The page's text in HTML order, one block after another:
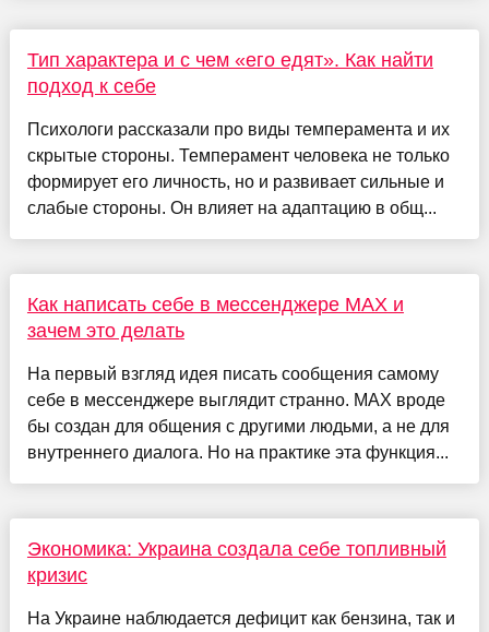
Тип характера и с чем «его едят». Как найти
подход к себе
Психологи рассказали про виды темперамента и их
скрытые стороны. Темперамент человека не только
формирует его личность, но и развивает сильные и
слабые стороны. Он влияет на адаптацию в общ...
Как написать себе в мессенджере MAX и
зачем это делать
На первый взгляд идея писать сообщения самому
себе в мессенджере выглядит странно. MAX вроде
бы создан для общения с другими людьми, а не для
внутреннего диалога. Но на практике эта функция...
Экономика: Украина создала себе топливный
кризис
На Украине наблюдается дефицит как бензина, так и